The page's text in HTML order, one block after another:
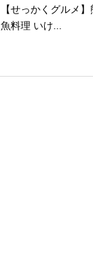
【せっかくグルメ
魚料理 いけ...